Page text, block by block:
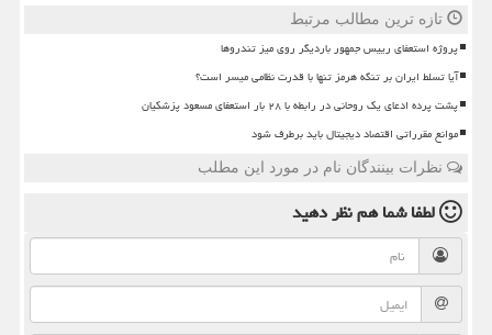
تازه ترین مطالب مرتبط
پروژه استعفای رییس جمهور باردیگر روی میز تندروها
آیا تسلط ایران بر تنگه هرمز تنها با قدرت نظامی میسر است؟
پشت پرده ادعای یک روحانی در رابطه با ۲۸ بار استعفای مسعود پزشکیان
موانع مقرراتی اقتصاد دیجیتال باید برطرف شود
نظرات بینندگان نام در مورد این مطلب
لطفا شما همنظر دهید